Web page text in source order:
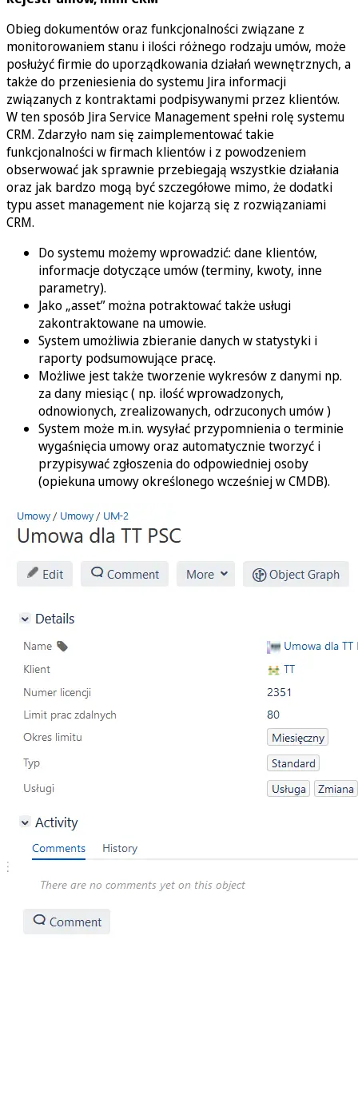
Obieg dokumentów oraz funkcjonalności związane z
monitorowaniem stanu i ilości różnego rodzaju umów, może
posłużyć firmie do uporządkowania działań wewnętrznych, a
także do przeniesienia do systemu Jira informacji
związanych z kontraktami podpisywanymi przez klientów.
W ten sposób Jira Service Management spełni rolę systemu
CRM. Zdarzyło nam się zaimplementować takie
funkcjonalności w firmach klientów i z powodzeniem
obserwować jak sprawnie przebiegają wszystkie działania
oraz jak bardzo mogą być szczegółowe mimo, że dodatki
typu asset management nie kojarzą się z rozwiązaniami
CRM.
Do systemu możemy wprowadzić: dane klientów,
informacje dotyczące umów (terminy, kwoty, inne
parametry).
Jako „asset” można potraktować także usługi
zakontraktowane na umowie.
System umożliwia zbieranie danych w statystyki i
raporty podsumowujące pracę.
Możliwe jest także tworzenie wykresów z danymi np.
za dany miesiąc ( np. ilość wprowadzonych,
odnowionych, zrealizowanych, odrzuconych umów )
System może m.in. wysyłać przypomnienia o terminie
wygaśnięcia umowy oraz automatycznie tworzyć i
przypisywać zgłoszenia do odpowiedniej osoby
(opiekuna umowy określonego wcześniej w CMDB).